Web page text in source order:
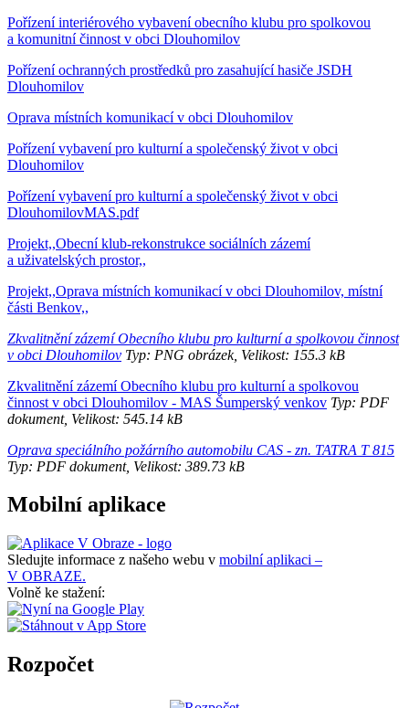
Pořízení interiérového vybavení obecního klubu pro spolkovou
a komunitní činnost v obci Dlouhomilov
Pořízení ochranných prostředků pro zasahující hasiče JSDH
Dlouhomilov
Oprava místních komunikací v obci Dlouhomilov
Pořízení vybavení pro kulturní a společenský život v obci
Dlouhomilov
Pořízení vybavení pro kulturní a společenský život v obci
DlouhomilovMAS.pdf
Projekt,,Obecní klub-rekonstrukce sociálních zázemí
a uživatelských prostor,,
Projekt,,Oprava místních komunikací v obci Dlouhomilov, místní
části Benkov,,
Zkvalitnění zázemí Obecního klubu pro kulturní a spolkovou činnost
v obci Dlouhomilov Typ: PNG obrázek, Velikost: 155.3 kB
Zkvalitnění zázemí Obecního klubu pro kulturní a spolkovou
činnost v obci Dlouhomilov - MAS Šumperský venkov Typ: PDF
dokument, Velikost: 545.14 kB
Oprava speciálního požárního automobilu CAS - zn. TATRA T 815
Typ: PDF dokument, Velikost: 389.73 kB
Mobilní aplikace
Sledujte informace z našeho webu v mobilní aplikaci –
V OBRAZE.
Volně ke stažení:
Rozpočet